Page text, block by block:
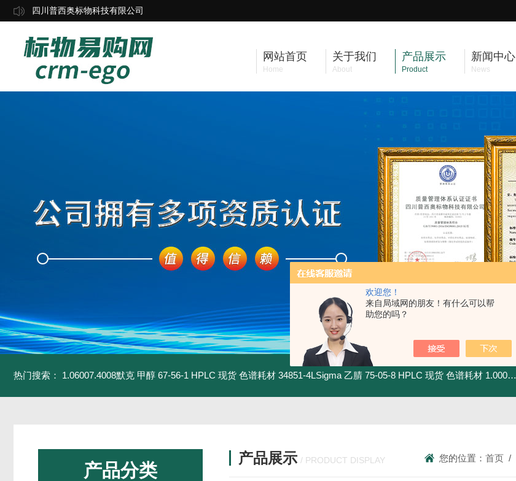
欢迎您！
来自局域网的朋友！有什么可以帮
助您的吗？
四川普西奥标物科技有限公司
网站首页
Home
关于我们
About
产品展示
Product
新闻中心
News
热门搜索： 1.06007.4008默克 甲醇 67-56-1 HPLC 现货 色谱耗材 34851-4LSigma 乙腈 75-05-8 HPLC 现货 色谱耗材 1.00030.4008默克 乙腈 75-05-8 HPLC 现货 色谱耗材
产品分类
产品展示 / PRODUCT DISPLAY 您的位置：首页 /